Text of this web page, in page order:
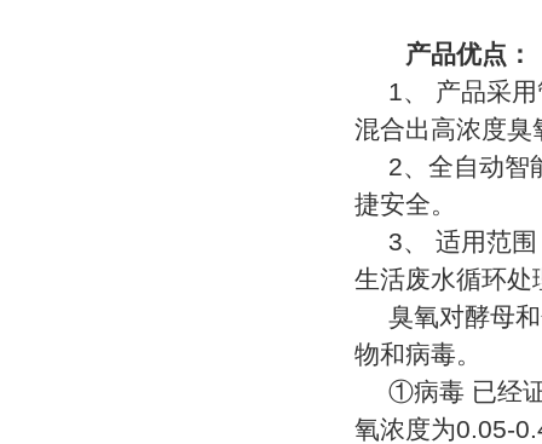
产品优点：
1、 产品采
混合出高浓度臭
2、全自动智
捷安全。
3、 适用范
生活废水循环处
臭氧对酵母
物和病毒。
①病毒 已经
氧浓度为0.05-